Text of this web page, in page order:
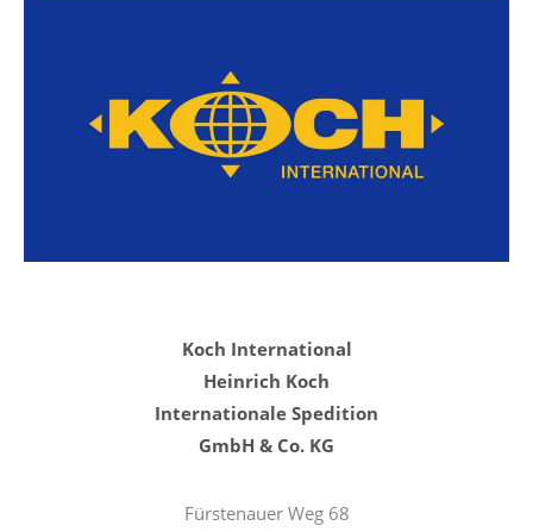
Koch International
Heinrich Koch
Internationale Spedition
GmbH & Co. KG
Fürstenauer Weg 68